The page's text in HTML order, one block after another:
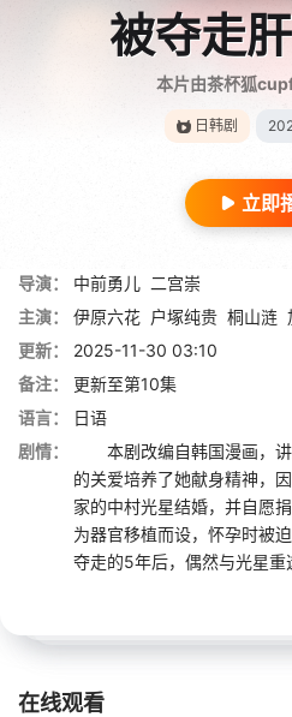
被夺走
本片由茶杯狐
日韩剧
立即
导演： 中前勇儿 二宫崇
主演：
伊原六花 户塚纯贵 桐山涟
更新：
2025-11-30 03:10
备注：
更新至第10集
语言：
日语
剧情：
本剧改编自韩国漫画，讲
的关爱培养了她献身精神，
家的中村光星结婚，并自愿
为器官移植而设，怀孕时被
夺走的5年后，偶然与光星重
在线观看